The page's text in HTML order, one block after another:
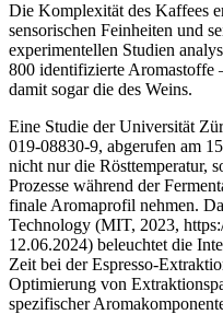
Die Komplexität des Kaffees
sensorischen Feinheiten und
experimentellen Studien
800 identifizierte Aromastoffe
damit sogar die des Weins.
Eine Studie der Universität
019-08830-9, abgerufen am
nicht nur die Rösttemperatur,
Prozesse während der
finale Aromaprofil nehmen.
Technology (MIT, 2023,
12.06.2024) beleuchtet die
Zeit bei der Espresso-
Optimierung von
spezifischer